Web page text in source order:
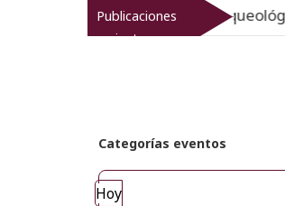
Publicaciones
recientes
revitaliza el patrimonio arqueológico
Categorías eventos
Hoy